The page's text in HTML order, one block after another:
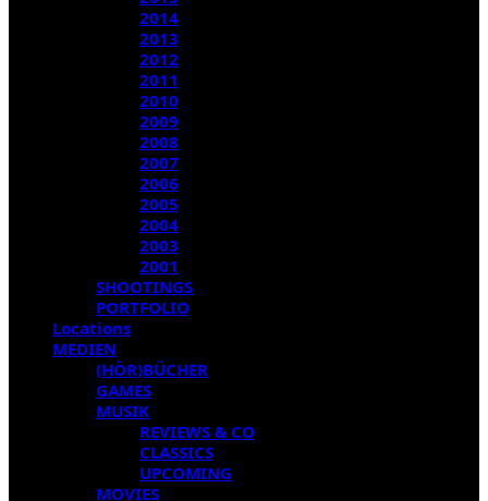
2014
2013
2012
2011
2010
2009
2008
2007
2006
2005
2004
2003
2001
SHOOTINGS
PORTFOLIO
Locations
MEDIEN
(HÖR)BÜCHER
GAMES
MUSIK
REVIEWS & CO
CLASSICS
UPCOMING
MOVIES